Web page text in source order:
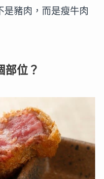
是豬肉，而是瘦牛肉
部位？